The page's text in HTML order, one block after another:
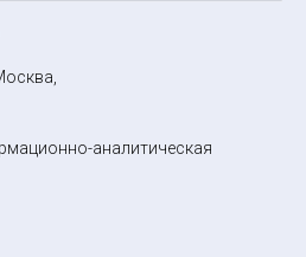
аналитическая